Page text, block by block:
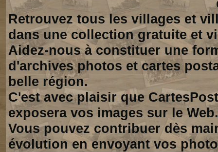
Retrouvez tous les villages et
dans une collection gratuite et
Aidez-nous à constituer une
d'archives photos et cartes
belle région.
C'est avec plaisir que
exposera vos images sur le Web.
Vous pouvez contribuer dès
évolution en envoyant vos